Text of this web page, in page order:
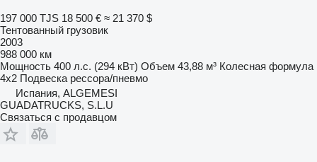
197 000 TJS 18 500 € ≈ 21 370 $
Тентованный грузовик
2003
988 000 км
Мощность 400 л.с. (294 кВт) Объем 43,88 м³ Колесная формула
4x2 Подвеска рессора/пневмо
Испания, ALGEMESI
GUADATRUCKS, S.L.U
Связаться с продавцом